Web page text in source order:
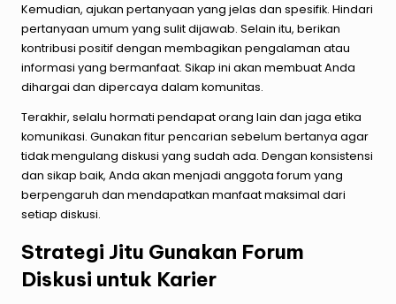
Kemudian, ajukan pertanyaan yang jelas dan spesifik. Hindari
pertanyaan umum yang sulit dijawab. Selain itu, berikan
kontribusi positif dengan membagikan pengalaman atau
informasi yang bermanfaat. Sikap ini akan membuat Anda
dihargai dan dipercaya dalam komunitas.
Terakhir, selalu hormati pendapat orang lain dan jaga etika
komunikasi. Gunakan fitur pencarian sebelum bertanya agar
tidak mengulang diskusi yang sudah ada. Dengan konsistensi
dan sikap baik, Anda akan menjadi anggota forum yang
berpengaruh dan mendapatkan manfaat maksimal dari
setiap diskusi.
Strategi Jitu Gunakan Forum
Diskusi untuk Karier